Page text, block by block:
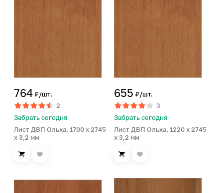
764 ₽/шт.
2
Забрать сегодня
Лист ДВП Ольха, 1700 x 2745
x 3,2 мм
655 ₽/шт.
3
Забрать сегодня
Лист ДВП Ольха, 1220 x 2745
x 3,2 мм